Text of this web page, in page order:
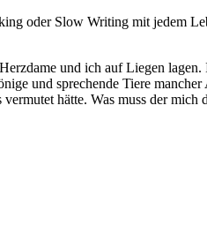
oder Slow Writing mit jedem
und ich auf Liegen lagen.
und sprechende Tiere
hätte. Was muss der mich